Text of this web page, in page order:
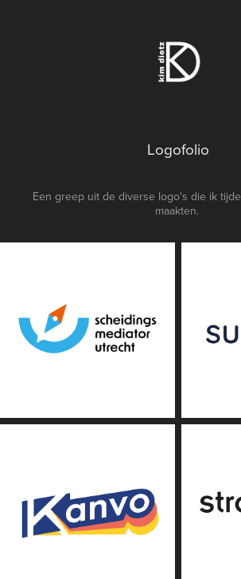
Logofolio
Een greep uit de diverse logo's die ik
maakten.